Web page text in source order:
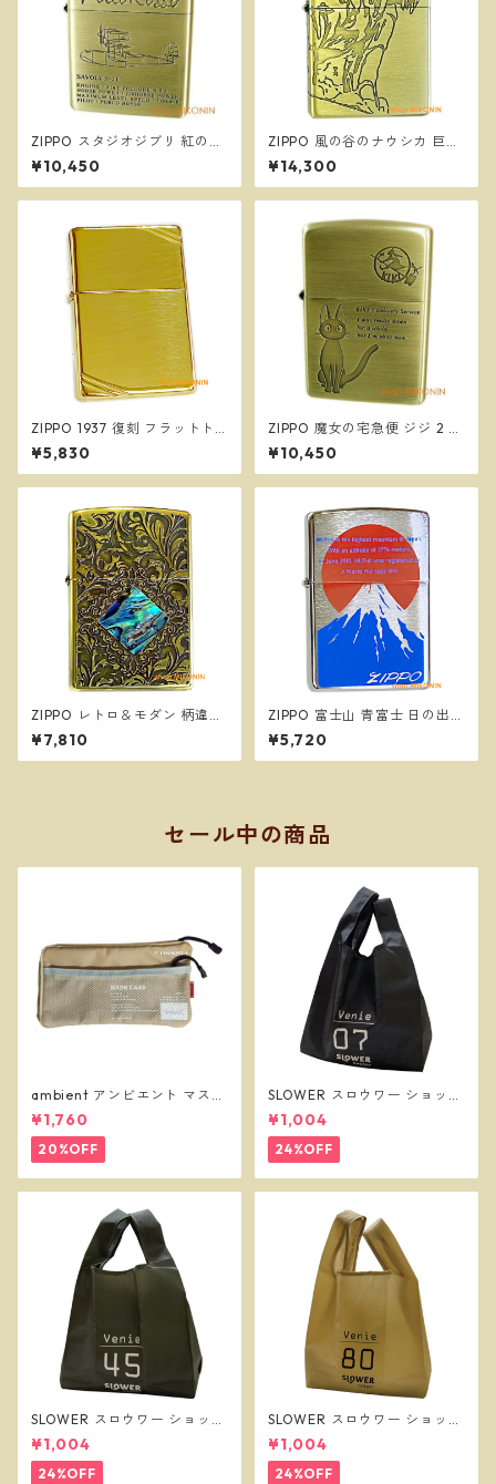
ZIPPO スタジオジブリ 紅の豚
サボイア SAVOIA S-21 2 ジッ
ポー オイルライター NZ-50
¥10,450
ZIPPO 風の谷のナウシカ 巨神
兵 NZ-33 スタジオジブリ ジ
ッポー オイルライター
¥14,300
ZIPPO 1937 復刻 フラットト
ップ ハイポリッシュブラス 27
0 真鍮 ダイアゴナルライン 定
番 ジッポー オイルライター
¥5,830
ZIPPO 魔女の宅急便 ジジ 2 ス
タジオジブリ ジッポー オイル
ライター NZ-48
¥10,450
ZIPPO レトロ＆モダン 柄違い
両面加工 シェル 貝貼り ジッポ
ー オイルライター
¥7,810
ZIPPO 富士山 青富士 日の出
縁起物 和柄 ジッポー オイルラ
イター
¥5,720
セール中の商品
ambient アンビエント マスク
ケース ベージュ
¥1,760
20%OFF
SLOWER スロウワー ショッパ
ーバッグ ビーニー L ブラック
SLW255
¥1,004
24%OFF
SLOWER スロウワー ショッパ
ーバッグ ビーニー L オリーブ
SLW257
¥1,004
24%OFF
SLOWER スロウワー ショッパ
ーバッグ ビーニー L サンド SL
W256
¥1,004
24%OFF